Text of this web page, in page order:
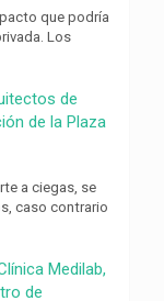
que podría
Los
de
de la Plaza
a ciegas, se
caso contrario
Medilab,
de